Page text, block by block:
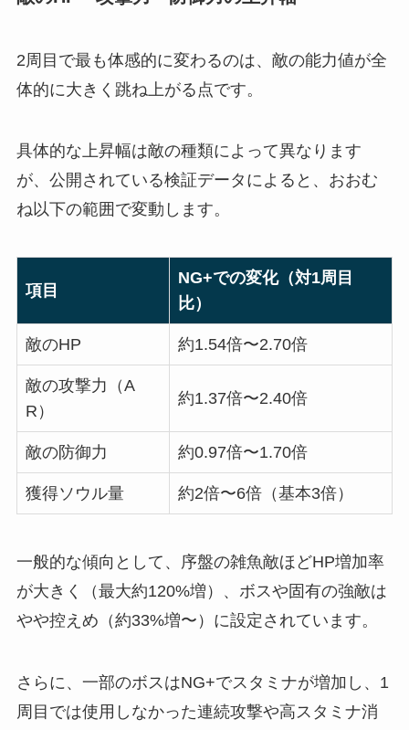
2周目で最も体感的に変わるのは、敵の能力値が全
体的に大きく跳ね上がる点です。
具体的な上昇幅は敵の種類によって異なります
が、公開されている検証データによると、おおむ
ね以下の範囲で変動します。
項目
NG+での変化（対1周目
比）
敵のHP 約1.54倍〜2.70倍
敵の攻撃力（A
R）
約1.37倍〜2.40倍
敵の防御力 約0.97倍〜1.70倍
獲得ソウル量 約2倍〜6倍（基本3倍）
一般的な傾向として、序盤の雑魚敵ほどHP増加率
が大きく（最大約120%増）、ボスや固有の強敵は
やや控えめ（約33%増〜）に設定されています。
さらに、一部のボスはNG+でスタミナが増加し、1
周目では使用しなかった連続攻撃や高スタミナ消